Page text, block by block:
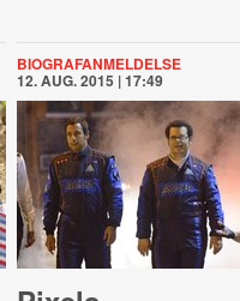
BIOGRAFANMELDELSE
12. AUG. 2015 | 17:49